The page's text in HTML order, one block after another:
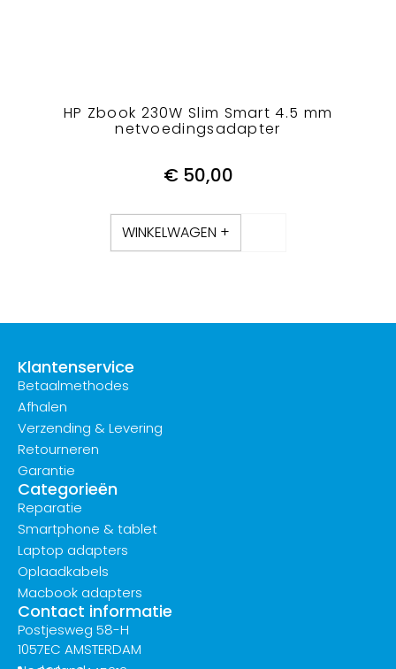
HP Zbook 230W Slim Smart 4.5 mm
netvoedingsadapter
€50,00
WINKELWAGEN +
Klantenservice
Betaalmethodes
Afhalen
Verzending & Levering
Retourneren
Garantie
Categorieën
Reparatie
Smartphone & tablet
Laptop adapters
Oplaadkabels
Macbook adapters
Contact informatie
Postjesweg 58-H
1057EC AMSTERDAM